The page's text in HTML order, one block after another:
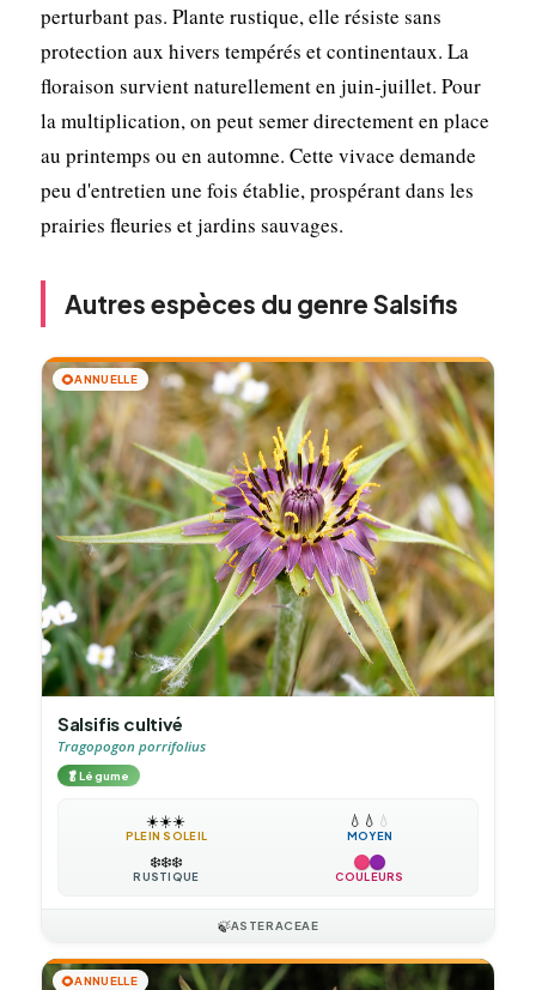
perturbant pas. Plante rustique, elle résiste sans
protection aux hivers tempérés et continentaux. La
floraison survient naturellement en juin-juillet. Pour
la multiplication, on peut semer directement en place
au printemps ou en automne. Cette vivace demande
peu d'entretien une fois établie, prospérant dans les
prairies fleuries et jardins sauvages.
Autres espèces du genre Salsifis
🌻ANNUELLE
Salsifis cultivé
Tragopogon porrifolius
🥬Légume
☀️☀️☀️
PLEIN SOLEIL
💧 💧 💧
MOYEN
❄️❄️❄️
RUSTIQUE COULEURS
🍃ASTERACEAE
🌻ANNUELLE